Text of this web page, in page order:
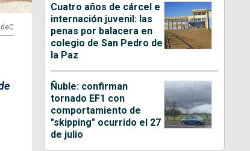
Cuatro años de cárcel e
internación juvenil: las
penas por balacera en
colegio de San Pedro de
la Paz
Ñuble: confirman
tornado EF1 con
comportamiento de
"skipping" ocurrido el 27
de julio